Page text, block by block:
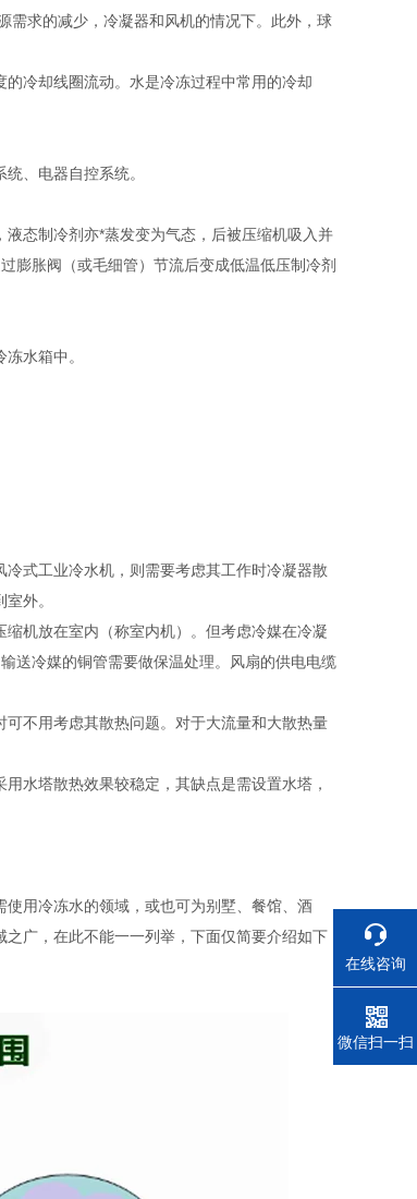
需求的减少，冷凝器和风机的情况下。此外，球
冷却线圈流动。水是冷冻过程中常用的冷却
、电器自控系统。
态制冷剂亦*蒸发变为气态，后被压缩机吸入并
膨胀阀（或毛细管）节流后变成低温低压制冷剂
水箱中。
式工业冷水机，则需要考虑其工作时冷凝器散
外。
机放在室内（称室内机）。但考虑冷媒在冷凝
送冷媒的铜管需要做保温处理。风扇的供电电缆
不用考虑其散热问题。对于大流量和大散热量
水塔散热效果较稳定，其缺点是需设置水塔，
用冷冻水的领域，或也可为别墅、餐馆、酒
广，在此不能一一列举，下面仅简要介绍如下
在线咨询
电话
微信扫一扫